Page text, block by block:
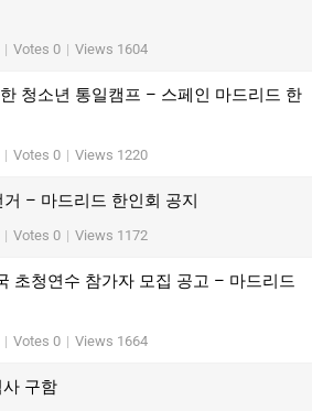
| Votes 0 | Views 1604
청소년 통일캠프 – 스페인 마드리드 한
| Votes 0 | Views 1220
– 마드리드 한인회 공지
| Votes 0 | Views 1172
초청연수 참가자 모집 공고 – 마드리드
| Votes 0 | Views 1664
구함